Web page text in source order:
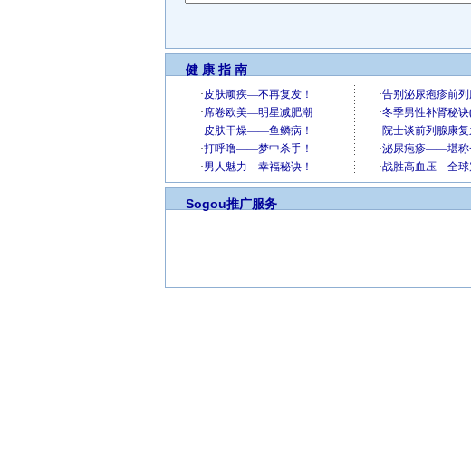
健 康 指 南
Sogou推广服务